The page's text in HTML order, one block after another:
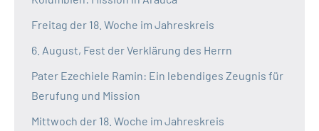
Freitag der 18. Woche im Jahreskreis
6. August, Fest der Verklärung des Herrn
Pater Ezechiele Ramin: Ein lebendiges Zeugnis für
Berufung und Mission
Mittwoch der 18. Woche im Jahreskreis